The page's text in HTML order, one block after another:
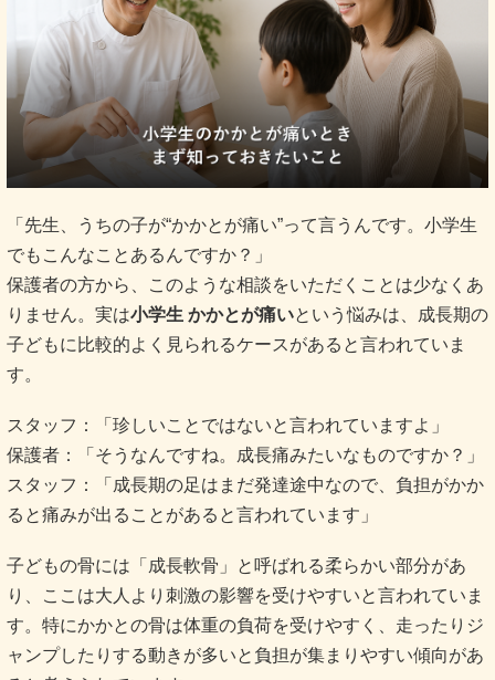
「先生、うちの子が“かかとが痛い”って言うんです。小学生
でもこんなことあるんですか？」
保護者の方から、このような相談をいただくことは少なくあ
りません。実は小学生 かかとが痛いという悩みは、成長期の
子どもに比較的よく見られるケースがあると言われていま
す。
スタッフ：「珍しいことではないと言われていますよ」
保護者：「そうなんですね。成長痛みたいなものですか？」
スタッフ：「成長期の足はまだ発達途中なので、負担がかか
ると痛みが出ることがあると言われています」
子どもの骨には「成長軟骨」と呼ばれる柔らかい部分があ
り、ここは大人より刺激の影響を受けやすいと言われていま
す。特にかかとの骨は体重の負荷を受けやすく、走ったりジ
ャンプしたりする動きが多いと負担が集まりやすい傾向があ